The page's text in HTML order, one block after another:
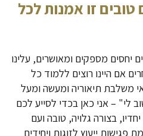
טובים זו אמנות לכל
יחסים מספקים ומאושרים, עלינו
אם היינו רוצים ללמוד כל
משלבת תיאוריה ומעשה ומעל
לי" – אני כאן בכדי לסייע לכם
בצורה גלויה, טובה ועם
ייעוץ לזוגות ויחידים